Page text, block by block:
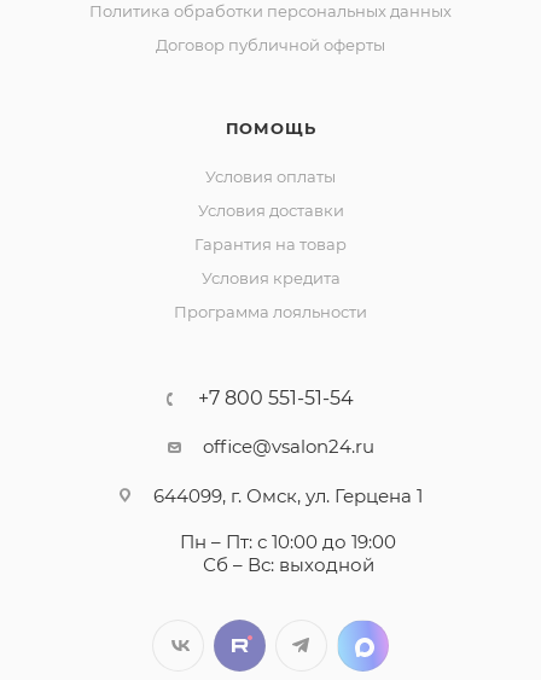
Политика обработки персональных данных
Договор публичной оферты
ПОМОЩЬ
Условия оплаты
Условия доставки
Гарантия на товар
Условия кредита
Программа лояльности
+7 800 551-51-54
office@vsalon24.ru
644099, г. Омск, ул. Герцена 1
Пн – Пт: с 10:00 до 19:00
Сб – Вс: выходной